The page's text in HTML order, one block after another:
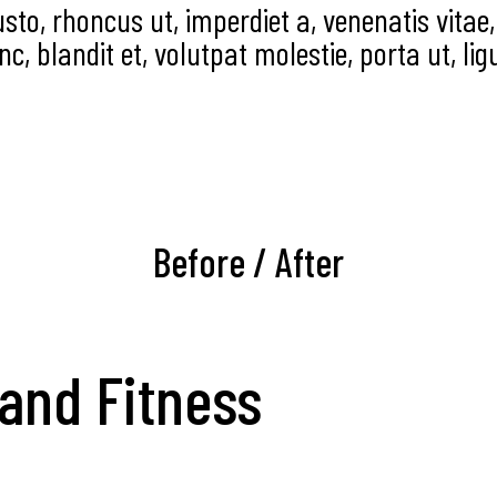
rhoncus ut, imperdiet a, venenatis
blandit et, volutpat molestie, porta ut,
Before / After
Fitness